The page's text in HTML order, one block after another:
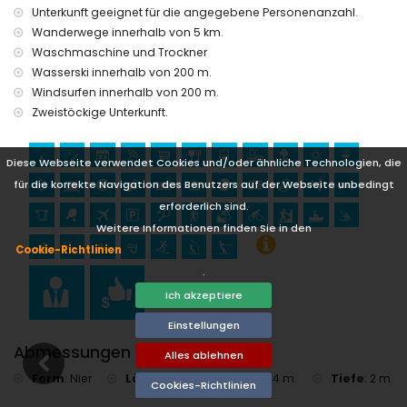
Diese Webseite verwendet Cookies und/oder ähnliche Technologien, die
für die korrekte Navigation des Benutzers auf der Webseite unbedingt
erforderlich sind.
Weitere Informationen finden Sie in den
Cookie-Richtlinien
.
Ich akzeptiere
Einstellungen
Alles ablehnen
Cookies-Richtlinien
Sehenswürdigkeiten und Kultur in Denia, Costa Blanca
Museum (Histórico de Denia, Denia), Kirche (Denia), Burg
(Portal de la Vila, Denia), Denkmal (Ciudad de Denia, Denia),
Architekturbau (Histórico de Denia, Denia), historischer Ort
(Ciudad de Denia und Denia) (innerhalb von 5 Kilometern
von der Unterkunft)
Ruine (Molinos und Denia) (innerhalb von 10 Kilometern von
der Unterkunft)
Sport
Schnorcheln, Surfen, Windsurfen und Wasserski (innerhalb
von 1000 Metern von der Villa)
Tennis, Wandern, Mountainbiking, Radfahren, Klettern,
Kanufahren, Kajakfahren, Angeln und Tauchen (innerhalb
von 5 Kilometern von der Villa)
Golf (La Sella, Denia) und Reiten (innerhalb von 10 Kilometern
von der Villa)
Rafting (innerhalb von 50 Kilometern von der Villa)
Unterkunft geeignet für die angegebene Personenanzahl.
Wanderwege innerhalb von 5 km.
Waschmaschine und Trockner
Wasserski innerhalb von 200 m.
Windsurfen innerhalb von 200 m.
Zweistöckige Unterkunft.
Abmessungen Pool
Form: Nier Länge 8 m. Breite :4 m. Tiefe: 2 m.